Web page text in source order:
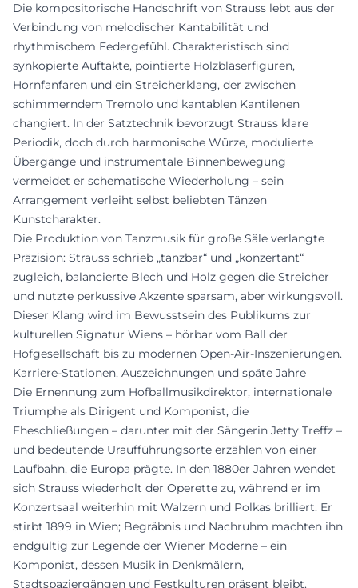
Die kompositorische Handschrift von Strauss lebt aus der
Verbindung von melodischer Kantabilität und
rhythmischem Federgefühl. Charakteristisch sind
synkopierte Auftakte, pointierte Holzbläserfiguren,
Hornfanfaren und ein Streicherklang, der zwischen
schimmerndem Tremolo und kantablen Kantilenen
changiert. In der Satztechnik bevorzugt Strauss klare
Periodik, doch durch harmonische Würze, modulierte
Übergänge und instrumentale Binnenbewegung
vermeidet er schematische Wiederholung – sein
Arrangement verleiht selbst beliebten Tänzen
Kunstcharakter.
Die Produktion von Tanzmusik für große Säle verlangte
Präzision: Strauss schrieb „tanzbar“ und „konzertant“
zugleich, balancierte Blech und Holz gegen die Streicher
und nutzte perkussive Akzente sparsam, aber wirkungsvoll.
Dieser Klang wird im Bewusstsein des Publikums zur
kulturellen Signatur Wiens – hörbar vom Ball der
Hofgesellschaft bis zu modernen Open-Air-Inszenierungen.
Karriere-Stationen, Auszeichnungen und späte Jahre
Die Ernennung zum Hofballmusikdirektor, internationale
Triumphe als Dirigent und Komponist, die
Eheschließungen – darunter mit der Sängerin Jetty Treffz –
und bedeutende Uraufführungsorte erzählen von einer
Laufbahn, die Europa prägte. In den 1880er Jahren wendet
sich Strauss wiederholt der Operette zu, während er im
Konzertsaal weiterhin mit Walzern und Polkas brilliert. Er
stirbt 1899 in Wien; Begräbnis und Nachruhm machten ihn
endgültig zur Legende der Wiener Moderne – ein
Komponist, dessen Musik in Denkmälern,
Stadtspaziergängen und Festkulturen präsent bleibt.